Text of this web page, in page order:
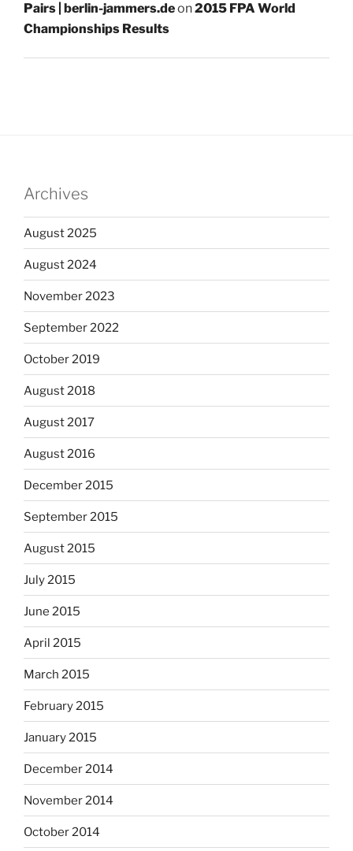
Pairs | berlin-jammers.deon2015 FPA World
Championships Results
Archives
August 2025
August 2024
November 2023
September 2022
October 2019
August 2018
August 2017
August 2016
December 2015
September 2015
August 2015
July 2015
June 2015
April 2015
March 2015
February 2015
January 2015
December 2014
November 2014
October 2014